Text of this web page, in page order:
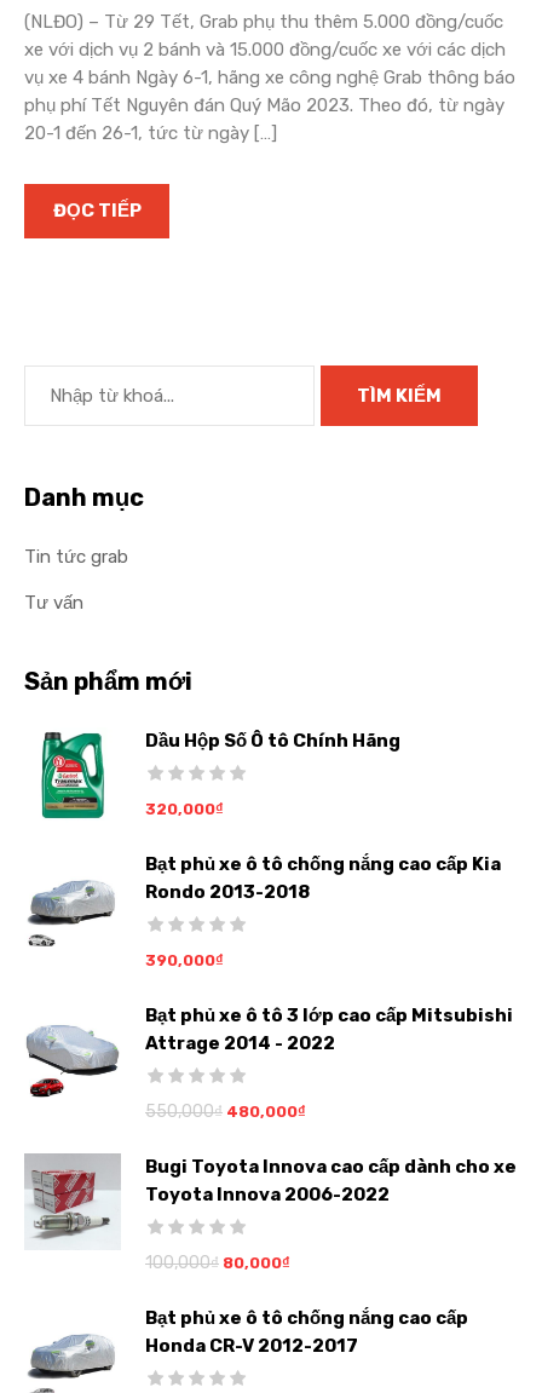
(NLĐO) – Từ 29 Tết, Grab phụ thu thêm 5.000 đồng/cuốc
xe với dịch vụ 2 bánh và 15.000 đồng/cuốc xe với các dịch
vụ xe 4 bánh Ngày 6-1, hãng xe công nghệ Grab thông báo
phụ phí Tết Nguyên đán Quý Mão 2023. Theo đó, từ ngày
20-1 đến 26-1, tức từ ngày […]
ĐỌC TIẾP
Danh mục
Tin tức grab
Tư vấn
Sản phẩm mới
Dầu Hộp Số Ô tô Chính Hãng
320,000₫
Bạt phủ xe ô tô chống nắng cao cấp Kia
Rondo 2013-2018
390,000₫
Bạt phủ xe ô tô 3 lớp cao cấp Mitsubishi
Attrage 2014 - 2022
550,000₫ 480,000₫
Bugi Toyota Innova cao cấp dành cho xe
Toyota Innova 2006-2022
100,000₫ 80,000₫
Bạt phủ xe ô tô chống nắng cao cấp
Honda CR-V 2012-2017